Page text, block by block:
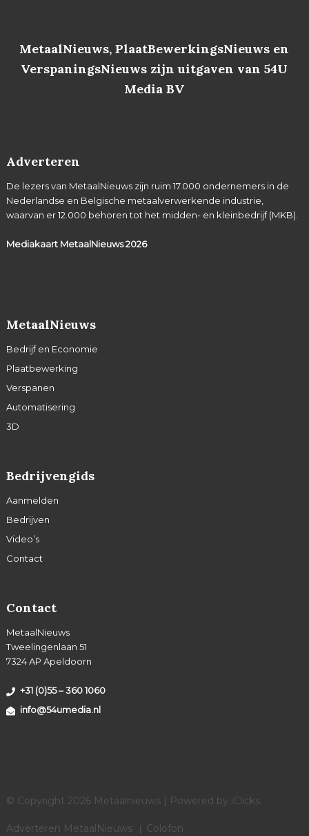
MetaalNieuws, PlaatBewerkingsNieuws en
VerspaningsNieuws zijn uitgaven van 54U
Media BV
Adverteren
De lezers van MetaalNieuws zijn ruim 17.000 ondernemers in de
Nederlandse en Belgische metaalverwerkende industrie,
waarvan er 12.000 behoren tot het midden- en kleinbedrijf (MKB).
Mediakaart MetaalNieuws2026
MetaalNieuws
Bedrijf en Economie
Plaatbewerking
Verspanen
Automatisering
3D
Bedrijvengids
Aanmelden
Bedrijven
Video’s
Contact
Contact
MetaalNieuws
Tweelingenlaan 51
7324 AP Apeldoorn
+31 (0)55 – 360 1060
info@54umedia.nl
© Copyright 2026 Metaalnieuws | Powered by iClicks
Adverteren MetaalNieuws
Colofon